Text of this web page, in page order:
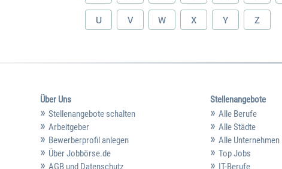
U V W X Y Z
Über Uns
Stellenangebote schalten
Arbeitgeber
Bewerberprofil anlegen
Über Jobbörse.de
AGB und Datenschutz
Stellenangebote
Alle Berufe
Alle Städte
Alle Unternehmen
Top Jobs
IT-Berufe